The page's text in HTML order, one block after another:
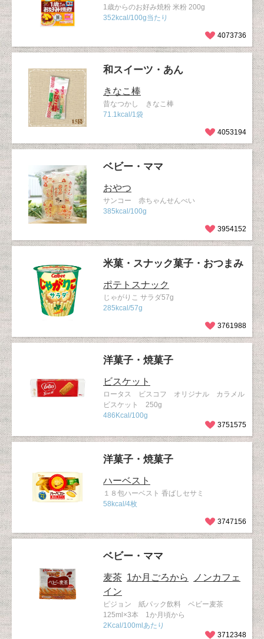
1歳からのお好み焼粉 米粉 200g
352kcal/100g当たり
4073736
和スイーツ・あん
きなこ棒
昔なつかし きなこ棒
71.1kcal/1袋
4053194
ベビー・ママ
おやつ
サンコー 赤ちゃんせんべい
385kcal/100g
3954152
米菓・スナック菓子・おつまみ
ポテトスナック
じゃがりこ サラダ57g
285kcal/57g
3761988
洋菓子・焼菓子
ビスケット
ロータス ビスコフ オリジナル カラメル
ビスケット 250g
486Kcal/100g
3751575
洋菓子・焼菓子
ハーベスト
１８包ハーベスト 香ばしセサミ
58kcal/4枚
3747156
ベビー・ママ
麦茶 1か月ごろから
ノンカフェ
イン
ピジョン 紙パック飲料 ベビー麦茶
125ml×3本 1か月頃から
2Kcal/100mlあたり
3712348